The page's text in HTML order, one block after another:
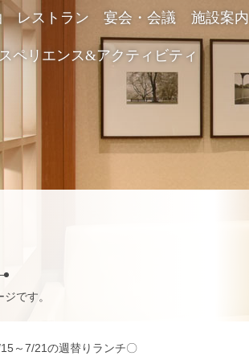
レストラン 宴会・会議 施設案内
ペリエンス&アクティビティ
です。
～7/21の週替りランチ〇